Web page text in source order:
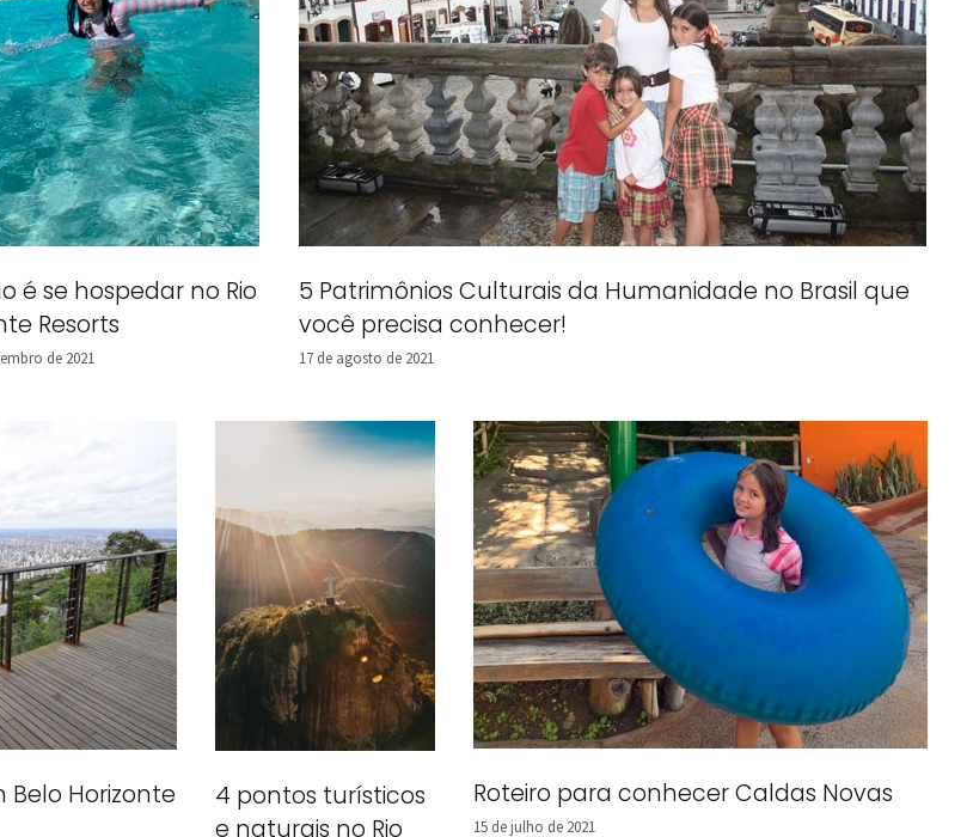
é se hospedar no Rio
Resorts
de 2021
5 Patrimônios Culturais da Humanidade no Brasil que
você precisa conhecer!
17 de agosto de 2021
Horizonte
4 pontos turísticos
e naturais no Rio
Roteiro para conhecer Caldas Novas
15 de julho de 2021